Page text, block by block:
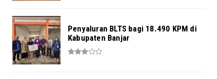
Penyaluran BLTS bagi 18.490 KPM di
Kabupaten Banjar